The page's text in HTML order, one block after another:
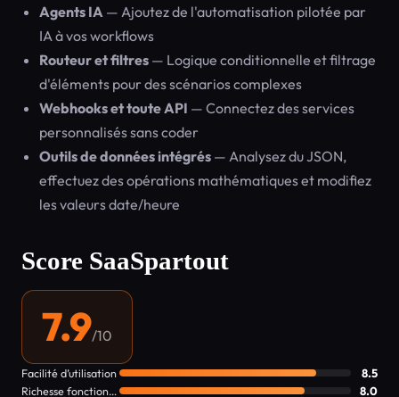
Agents IA — Ajoutez de l'automatisation pilotée par
IA à vos workflows
Routeur et filtres — Logique conditionnelle et filtrage
d'éléments pour des scénarios complexes
Webhooks et toute API — Connectez des services
personnalisés sans coder
Outils de données intégrés — Analysez du JSON,
effectuez des opérations mathématiques et modifiez
les valeurs date/heure
Score SaaSpartout
7.9/10
Facilité d’utilisation
8.5
Richesse fonctionnelle
8.0